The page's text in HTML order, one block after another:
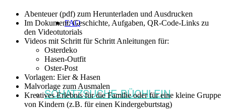
FAQ
SCHATZSUCHE-BÜCHLEIN
Abenteuer (pdf) zum Herunterladen und Ausdrucken
Im Dokument: Geschichte, Aufgaben, QR-Code-Links zu
den Videotutorials
Videos mit Schritt für Schritt Anleitungen für:
Osterdeko
Hasen-Outfit
Oster-Post
Vorlagen: Eier & Hasen
Malvorlage zum Ausmalen
Kreatives Erlebnis für die Familie oder für eine kleine Gruppe
von Kindern (z.B. für einen Kindergeburtstag)